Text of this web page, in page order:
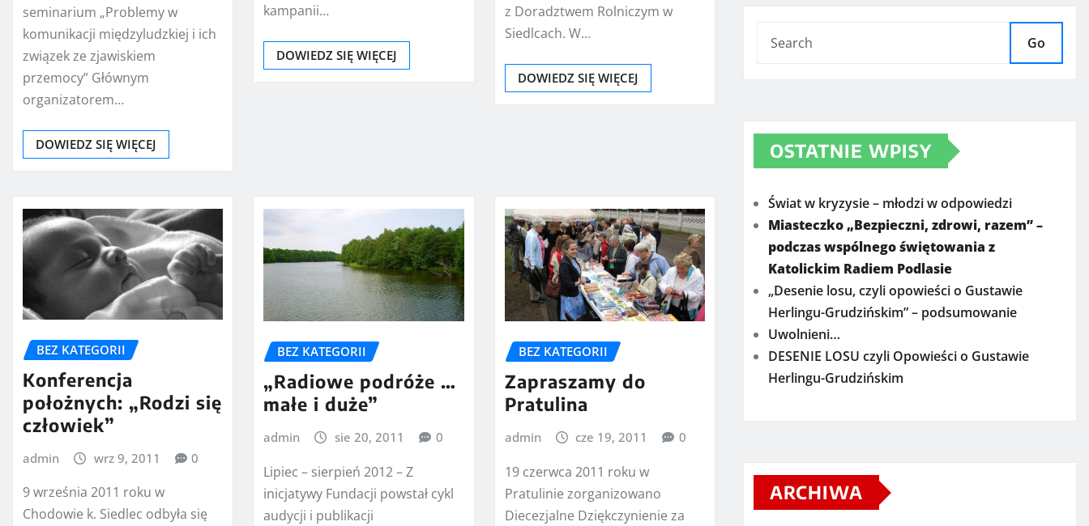
seminarium „Problemy w
komunikacji międzyludzkiej i ich
związek ze zjawiskiem
przemocy” Głównym
organizatorem…
DOWIEDZ SIĘ WIĘCEJ
kampanii…
DOWIEDZ SIĘ WIĘCEJ
z Doradztwem Rolniczym w
Siedlcach. W…
DOWIEDZ SIĘ WIĘCEJ
BEZ KATEGORII
Konferencja
położnych: „Rodzi się
człowiek”
admin wrz 9, 2011 0
9 września 2011 roku w
Chodowie k. Siedlec odbyła się
BEZ KATEGORII
„Radiowe podróże …
małe i duże”
admin sie 20, 2011 0
Lipiec – sierpień 2012 – Z
inicjatywy Fundacji powstał cykl
audycji i publikacji
BEZ KATEGORII
Zapraszamy do
Pratulina
admin cze 19, 2011 0
19 czerwca 2011 roku w
Pratulinie zorganizowano
Diecezjalne Dziękczynienie za
Go
OSTATNIE WPISY
Świat w kryzysie – młodzi w odpowiedzi
Miasteczko „Bezpieczni, zdrowi, razem” –
podczas wspólnego świętowania z
Katolickim Radiem Podlasie
„Desenie losu, czyli opowieści o Gustawie
Herlingu-Grudzińskim” – podsumowanie
Uwolnieni…
DESENIE LOSU czyli Opowieści o Gustawie
Herlingu-Grudzińskim
ARCHIWA